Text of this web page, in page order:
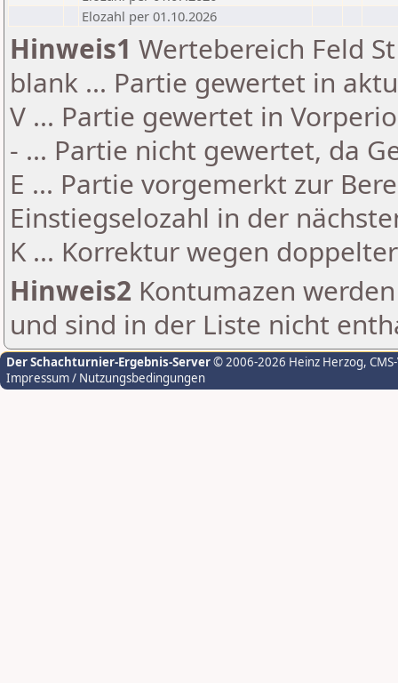
Elozahl per 01.10.2026
Hinweis1 Wertebereich Feld
blank ... Partie gewertet in
V ... Partie gewertet in
- ... Partie nicht gewertet, da
E ... Partie vorgemerkt zur
Einstiegselozahl in der
K ... Korrektur wegen
Hinweis2 Kontumazen
und sind in der Liste nicht
Der Schachturnier-Ergebnis-Server© 2006-2026 Heinz Herzog,
Impressum / Nutzungsbedingungen